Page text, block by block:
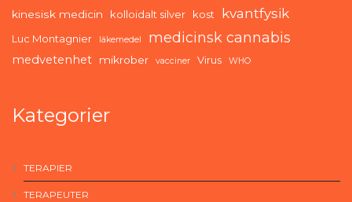
kinesisk medicin kolloidalt silver kost kvantfysik
Luc Montagnier läkemedel medicinsk cannabis
medvetenhet mikrober vacciner Virus WHO
Kategorier
TERAPIER
TERAPEUTER